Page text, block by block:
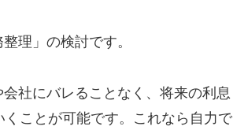
理」の検討です。
社にバレることなく、将来の利息
ことが可能です。これなら自力で